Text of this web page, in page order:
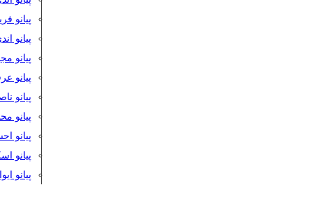
پیانو
پیانو
پیانو
پیانو
پیانو
پیانو
پیانو
پیانو
پیانو